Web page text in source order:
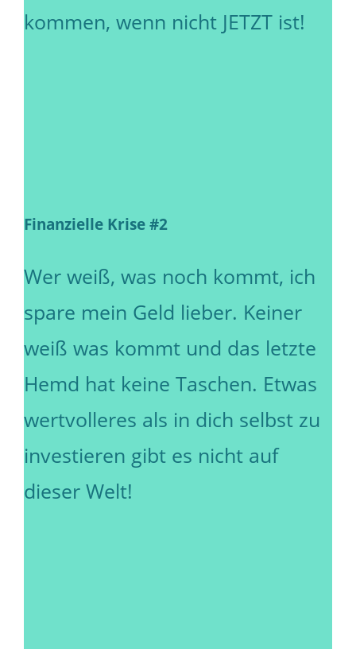
kommen, wenn nicht JETZT ist!
Finanzielle Krise #2
Wer weiß, was noch kommt, ich
spare mein Geld lieber. Keiner
weiß was kommt und das letzte
Hemd hat keine Taschen. Etwas
wertvolleres als in dich selbst zu
investieren gibt es nicht auf
dieser Welt!